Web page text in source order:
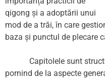
qigong și a adoptării unui
mod de a trăi, în care
baza și punctul de plecare
Capitolele sunt
pornind de la aspecte